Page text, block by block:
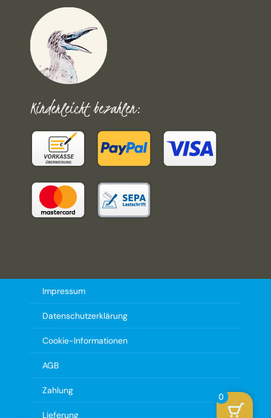
Kinderleicht bezahlen:
Impressum
Datenschutzerklärung
Cookie-Informationen
AGB
Zahlung
Lieferung
0